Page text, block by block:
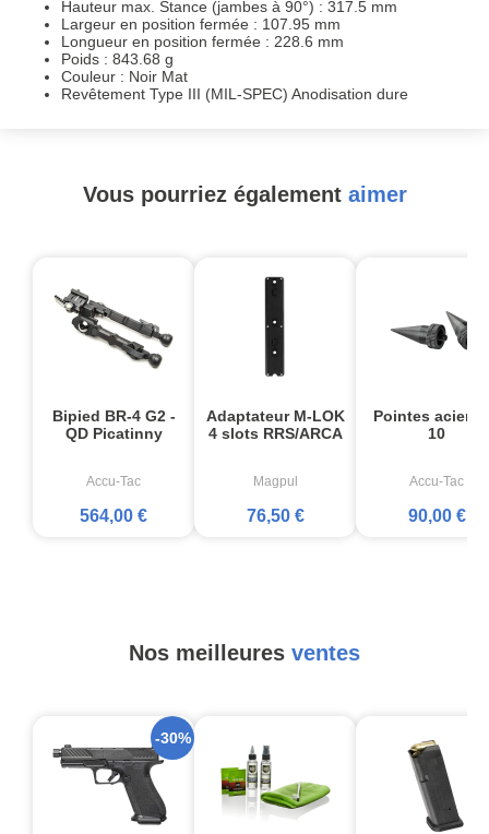
Hauteur max. Stance (jambes à 90°) : 317.5 mm
Largeur en position fermée : 107.95 mm
Longueur en position fermée : 228.6 mm
Poids : 843.68 g
Couleur : Noir Mat
Revêtement Type III (MIL-SPEC) Anodisation dure
Vous pourriez également aimer
Bipied BR-4 G2 -
QD Picatinny
Accu-Tac
564,00 €
Adaptateur M-LOK
4 slots RRS/ARCA
Magpul
76,50 €
Pointes acier
10
Accu-Tac
90,00 €
Nos meilleures ventes
-30%